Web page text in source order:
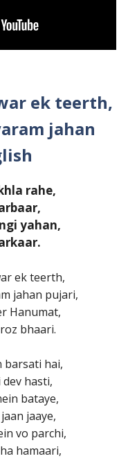
ek teerth,
jahan
rahe,
yahan,
ek teerth,
jahan pujari,
Hanumat,
bhaari.
barsati hai,
hasti,
bataye,
jaaye,
vo parchi,
hamaari,